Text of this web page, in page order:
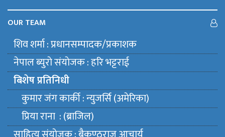
OUR TEAM
शिव शर्मा : प्रधानसम्पादक/प्रकाशक
नेपाल ब्युराे संयाेजक : हरि भट्टराई
बिशेष प्रतिनिधी
कुमार जंग कार्की : न्युजर्सि (अमेरिका)
प्रिया राना : (ब्राजिल)